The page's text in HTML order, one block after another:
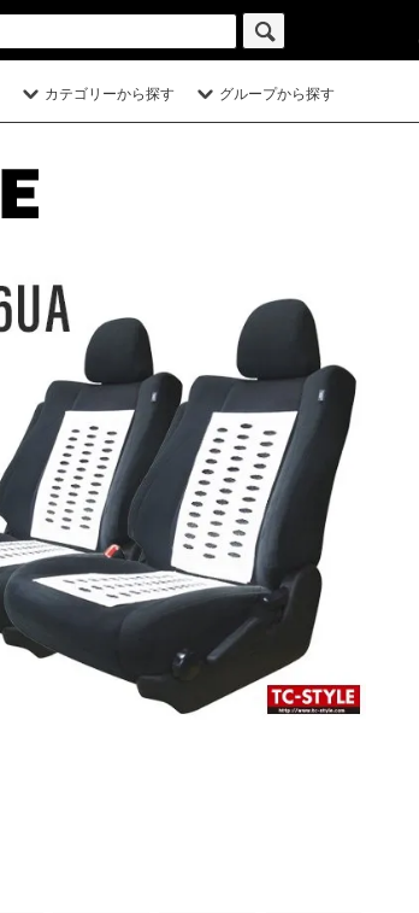
カテゴリーから探す グループから探す